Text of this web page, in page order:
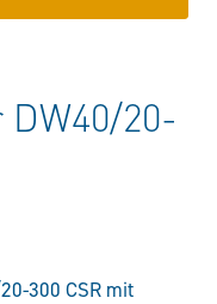
20-
300 CSR mit